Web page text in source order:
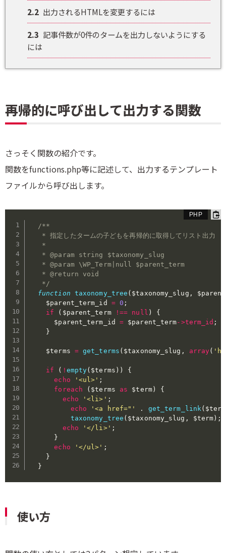
2.2 出力されるHTMLを変更するには
2.3 記事件数が0件のタームを出力しないようにする
には
再帰的に呼び出して出力する関数
さっそく関数の紹介です。
関数をfunctions.php等に記述して、出力するテンプレート
ファイルから呼び出します。
/**
   * 指定したタームの子どもを再帰的に取得してリスト出力
   *
   * @param string $taxonomy_slug
   * @param \WP_Term|null $parent_term
   * @return void
   */
function taxonomy_tree ( $taxonomy_slug ,
$parent_term_id
= 0 ;
if
( $parent_term !== null )
{
$parent_term_id
= $parent_term- >term_id ;
}
$terms = get_terms ( $taxonomy_slug , array(
if ( ! empty( $terms ) )
{
echo
'<ul>' ;
foreach
( $terms as $term)
{
echo
'<li>' ;
echo
'<a href="' . get_term_link ( $term
taxonomy_tree ( $taxonomy_slug , $term) ;
echo
'</li>' ;
}
echo
'</ul>' ;
}
}
使い方